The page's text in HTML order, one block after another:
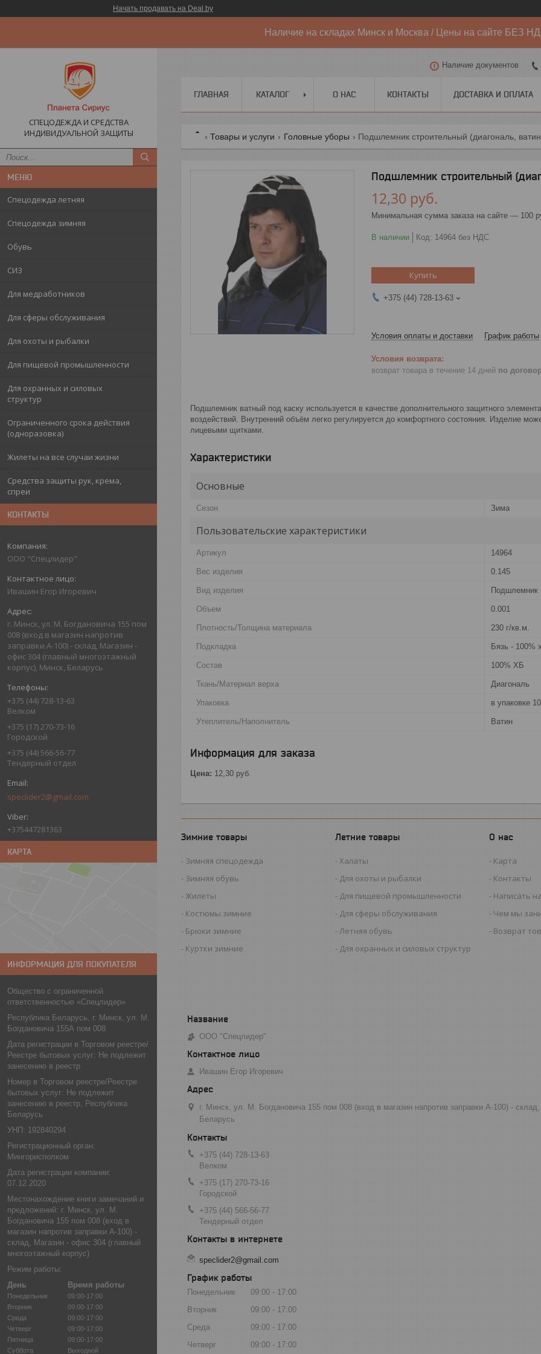
Начать продавать на Deal.by
Наличие на складах Минск и Москва / Цены на сайте БЕЗ
СПЕЦОДЕЖДА И СРЕДСТВА
ИНДИВИДУАЛЬНОЙ ЗАЩИТЫ
Спецодежда летняя
Спецодежда зимняя
Обувь
СИЗ
Для медработников
Для сферы обслуживания
Для охоты и рыбалки
Для пищевой промышленности
Для охранных и силовых
структур
Ограниченного срока действия
(одноразовка)
Жилеты на все случаи жизни
Средства защиты рук, крема,
спреи
КОНТАКТЫ
ООО "Спецлидер"
Ивашин Егор Игоревич
г. Минск, ул. М. Богдановича 155 пом
008 (вход в магазин напротив
заправки А-100) - склад, Магазин -
офис 304 (главный многоэтажный
корпус), Минск, Беларусь
+375 (44) 728-13-63
Велком
+375 (17) 270-73-16
Городской
+375 (44) 566-56-77
Тендерный отдел
speclider2@gmail.com
+375447281363
КАРТА
ИНФОРМАЦИЯ ДЛЯ ПОКУПАТЕЛЯ
Общество с ограниченной
ответственностью «Спецлидер»
Республика Беларусь, г. Минск, ул. М.
Богдановича 155А пом 008
Дата регистрации в Торговом реестре/
Реестре бытовых услуг: Не подлежит
занесению в реестр
Номер в Торговом реестре/Реестре
бытовых услуг: Не подлежит
занесению в реестр, Республика
Беларусь
УНП: 192840294
Регистрационный орган:
Мингорисполком
Дата регистрации компании:
07.12.2020
Местонахождение книги замечаний и
предложений: г. Минск, ул. М.
Богдановича 155 пом 008 (вход в
магазин напротив заправки А-100) -
склад, Магазин - офис 304 (главный
многоэтажный корпус)
Режим работы:
День
Время работы
Понедельник
09:00-17:00
Вторник
09:00-17:00
Среда
09:00-17:00
Четверг
09:00-17:00
Пятница
09:00-17:00
Суббота
Выходной
Наличие документов
ГЛАВНАЯ КАТАЛОГ О НАС КОНТАКТЫ ДОСТАВКА И ОПЛАТА
Товары и услуги Головные уборы Подшлемник строительный (диагональ,
Подшлемник строительный
12,30 руб.
Минимальная сумма заказа на сайте — 100
В наличии Код: 14964 без НДС
Купить
+375 (44) 728-13-63
Условия оплаты и доставки График работы
возврат товара в течение 14 дней по
Подшлемник ватный под каску используется в качестве дополнительного защитного
воздействий. Внутренний объём легко регулируется до комфортного состояния. Изделие
лицевыми щитками.
Характеристики
Основные
Сезон Зима
Пользовательские характеристики
Артикул 14964
Вес изделия 0.145
Вид изделия Подшлемник
Объем 0.001
Плотность/Толщина материала 230 г/кв.м.
Подкладка Бязь - 100%
Состав 100% ХБ
Ткань/Материал верха Диагональ
Упаковка в упаковке
Утеплитель/Наполнитель Ватин
Информация для заказа
Цена: 12,30 руб.
Зимние товары
Зимняя спецодежда
Зимняя обувь
Жилеты
Костюмы зимние
Брюки зимние
Куртки зимние
Летние товары
Халаты
Для охоты и рыбалки
Для пищевой промышленности
Для сферы обслуживания
Летняя обувь
Для охранных и силовых структур
О нас
Карта
Контакты
Написать
Чем мы
Возврат
ООО "Спецлидер"
Ивашин Егор Игоревич
г. Минск, ул. М. Богдановича 155 пом 008 (вход в магазин напротив заправки А-100) -
Беларусь
+375 (44) 728-13-63
Велком
+375 (17) 270-73-16
Городской
+375 (44) 566-56-77
Тендерный отдел
speclider2@gmail.com
График работы
Понедельник 09:00
17:00
Вторник
09:00
17:00
Среда
09:00
17:00
Четверг
09:00 17:00